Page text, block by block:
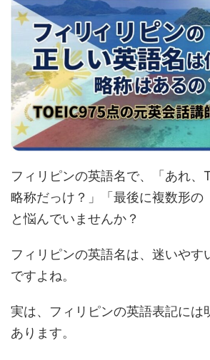
フィリピンの英語名で、「あれ
略称だっけ？」「最後に複数形の
と悩んでいませんか？
フィリピンの英語名は、迷いやす
ですよね。
実は、フィリピンの英語表記には
あります。